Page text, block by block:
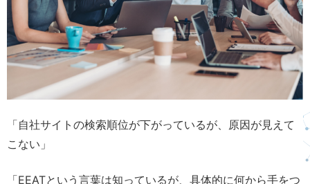
「自社サイトの検索順位が下がっているが、原因が見えて
こない」
「EEATという言葉は知っているが、具体的に何から手をつ